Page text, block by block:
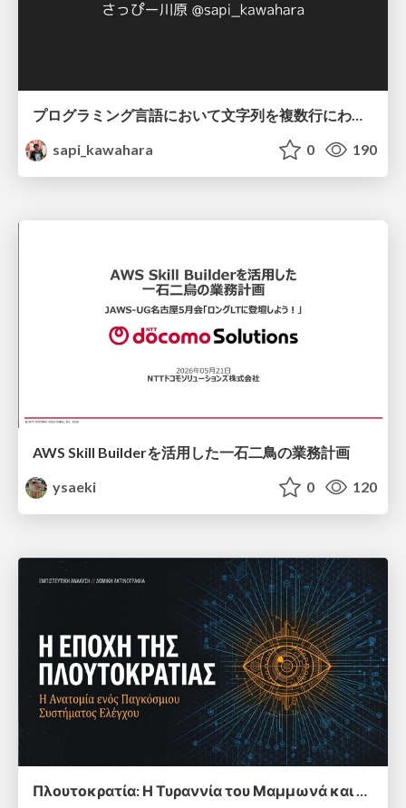
プログラミング言語において文字列を複数行にわたって だらだらと記載するアレ
sapi_kawahara
0 190
AWS Skill Builderを活用した一石二鳥の業務計画
ysaeki
0 120